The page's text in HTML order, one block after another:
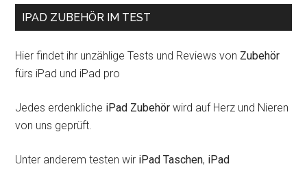
IPAD ZUBEHÖR IM TEST
Hier findet ihr unzählige Tests und Reviews von Zubehör
fürs iPad und iPad pro
Jedes erdenkliche iPad Zubehör wird auf Herz und Nieren
von uns geprüft.
Unter anderem testen wir iPad Taschen, iPad